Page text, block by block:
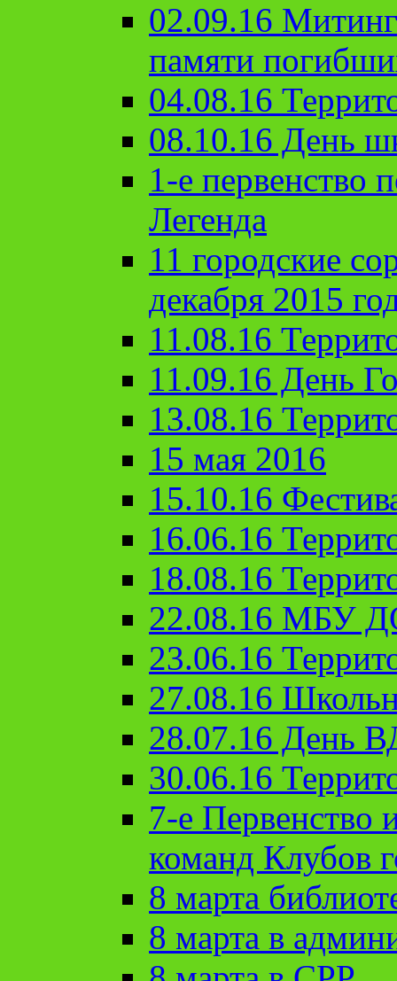
02.09.16
памяти
04.08.16
08.10.16 День
1-е первенство
Легенда
11 городские
декабря 2015
11.08.16
11.09.16 День
13.08.16
15 мая 2016
15.10.16
16.06.16
18.08.16
22.08.16 МБУ
23.06.16
27.08.16
28.07.16 День
30.06.16
7-е Первенство
команд Клубов
8 марта
8 марта в